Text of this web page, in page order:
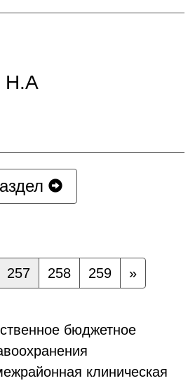
Н.А
257 258 259 »
бюджетное
клиническая